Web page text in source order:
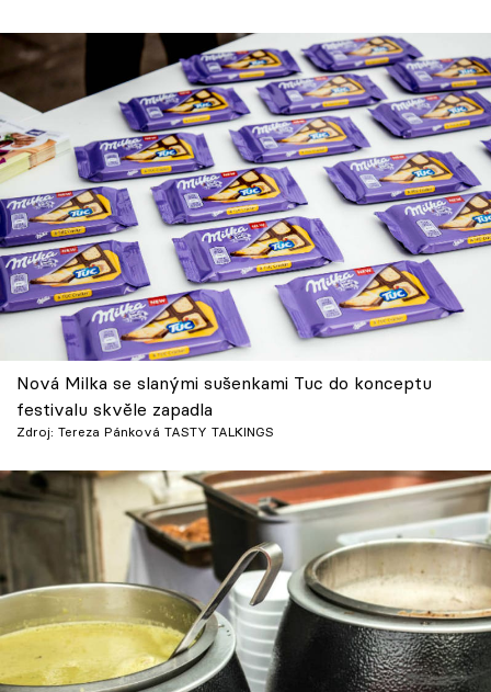
Nová Milka se slanými sušenkami Tuc do konceptu
festivalu skvěle zapadla
Zdroj: Tereza Pánková TASTY TALKINGS